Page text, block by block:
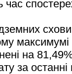
час
максимумі
на
за останні